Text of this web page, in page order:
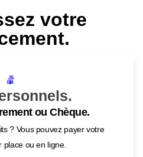
votre
ou Chèque.
? Vous pouvez payer votre
place ou en ligne.